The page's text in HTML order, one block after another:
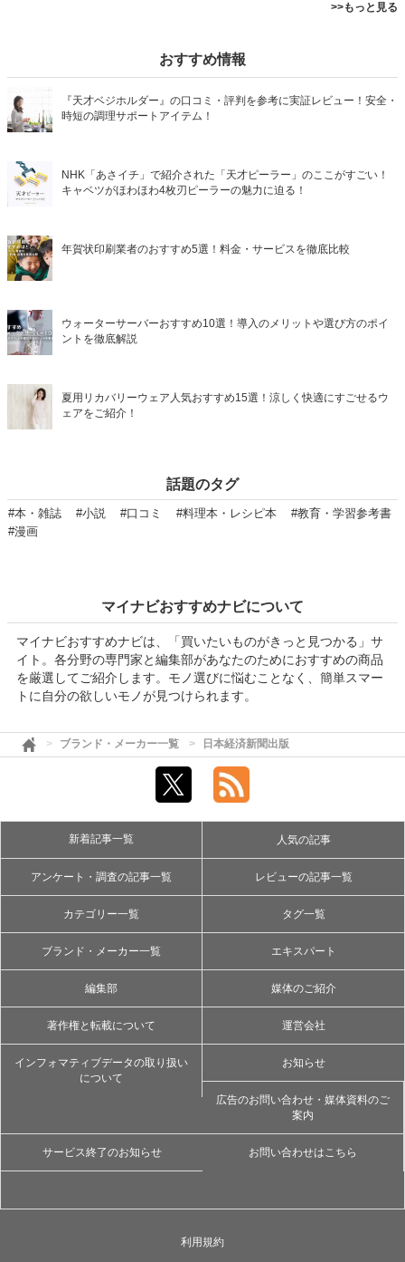
>>もっと見る
おすすめ情報
『天才ベジホルダー』の口コミ・評判を参考に実証レビュー！安全・
時短の調理サポートアイテム！
NHK「あさイチ」で紹介された「天才ピーラー」のここがすごい！
キャベツがほわほわ4枚刃ピーラーの魅力に迫る！
年賀状印刷業者のおすすめ5選！料金・サービスを徹底比較
ウォーターサーバーおすすめ10選！導入のメリットや選び方のポイ
ントを徹底解説
夏用リカバリーウェア人気おすすめ15選！涼しく快適にすごせるウ
ェアをご紹介！
話題のタグ
#本・雑誌 #小説 #口コミ #料理本・レシピ本
#教育・学習参考書
#漫画
マイナビおすすめナビについて
マイナビおすすめナビは、「買いたいものがきっと見つかる」サ
イト。各分野の専門家と編集部があなたのためにおすすめの商品
を厳選してご紹介します。モノ選びに悩むことなく、簡単スマー
トに自分の欲しいモノが見つけられます。
ブランド・メーカー一覧 日本経済新聞出版
新着記事一覧 人気の記事
アンケート・調査の記事一覧 レビューの記事一覧
カテゴリー一覧 タグ一覧
ブランド・メーカー一覧 エキスパート
編集部 媒体のご紹介
著作権と転載について 運営会社
インフォマティブデータの取り扱い
について
お知らせ
広告のお問い合わせ・媒体資料のご
案内
サービス終了のお知らせ お問い合わせはこちら
利用規約